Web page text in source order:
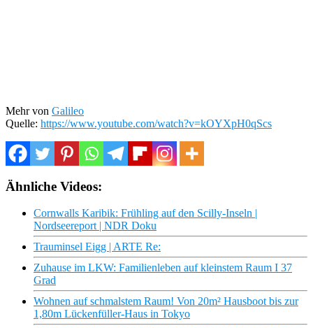
Mehr von Galileo
Quelle: https://www.youtube.com/watch?v=kOYXpH0qScs
Ähnliche Videos:
Cornwalls Karibik: Frühling auf den Scilly-Inseln |
Nordseereport | NDR Doku
Trauminsel Eigg | ARTE Re:
Zuhause im LKW: Familienleben auf kleinstem Raum I 37
Grad
Wohnen auf schmalstem Raum! Von 20m² Hausboot bis zur
1,80m Lückenfüller-Haus in Tokyo